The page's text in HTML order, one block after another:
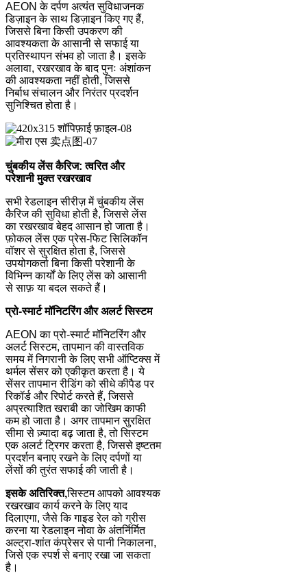
AEON के दर्पण अत्यंत सुविधाजनक
डिज़ाइन के साथ डिज़ाइन किए गए हैं,
जिससे बिना किसी उपकरण की
आवश्यकता के आसानी से सफाई या
प्रतिस्थापन संभव हो जाता है। इसके
अलावा, रखरखाव के बाद पुनः अंशांकन
की आवश्यकता नहीं होती, जिससे
निर्बाध संचालन और निरंतर प्रदर्शन
सुनिश्चित होता है।
चुंबकीय लेंस कैरिज: त्वरित और
परेशानी मुक्त रखरखाव
सभी रेडलाइन सीरीज़ में चुंबकीय लेंस
कैरिज की सुविधा होती है, जिससे लेंस
का रखरखाव बेहद आसान हो जाता है।
फ़ोकल लेंस एक प्रेस-फिट सिलिकॉन
वॉशर से सुरक्षित होता है, जिससे
उपयोगकर्ता बिना किसी परेशानी के
विभिन्न कार्यों के लिए लेंस को आसानी
से साफ़ या बदल सकते हैं।
प्रो-स्मार्ट मॉनिटरिंग और अलर्ट सिस्टम
AEON का प्रो-स्मार्ट मॉनिटरिंग और
अलर्ट सिस्टम, तापमान की वास्तविक
समय में निगरानी के लिए सभी ऑप्टिक्स में
थर्मल सेंसर को एकीकृत करता है। ये
सेंसर तापमान रीडिंग को सीधे कीपैड पर
रिकॉर्ड और रिपोर्ट करते हैं, जिससे
अप्रत्याशित खराबी का जोखिम काफी
कम हो जाता है। अगर तापमान सुरक्षित
सीमा से ज़्यादा बढ़ जाता है, तो सिस्टम
एक अलर्ट ट्रिगर करता है, जिससे इष्टतम
प्रदर्शन बनाए रखने के लिए दर्पणों या
लेंसों की तुरंत सफाई की जाती है।
इसके अतिरिक्त,सिस्टम आपको आवश्यक
रखरखाव कार्य करने के लिए याद
दिलाएगा, जैसे कि गाइड रेल को ग्रीस
करना या रेडलाइन नोवा के अंतर्निर्मित
अल्ट्रा-शांत कंप्रेसर से पानी निकालना,
जिसे एक स्पर्श से बनाए रखा जा सकता
है।